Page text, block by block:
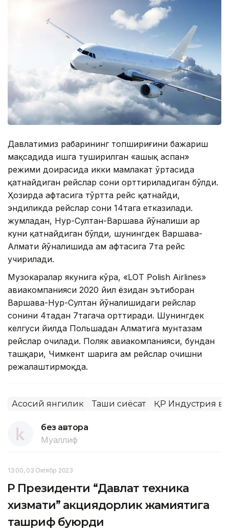
Давлатимиз раҳбарининг топшириғини бажариш
мақсадида ишга туширилган «ашық аспан»
режими доирасида икки мамлакат ўртасида
қатнайдиган рейслар сони орттириладиган бўлди.
Ҳозирда ҳафтасига тўртта рейс қатнайди,
эндиликда рейслар сони 14тага етказилади.
жумладан, Нур-Султан-Варшава йўналиши ҳар
куни қатнайдиган бўлди, шунингдек Варшава-
Алмати йўналишида ҳам ҳафтасига 7та рейс
учирилади.
Музокаралар якунига кўра, «LOT Polish Airlines»
авиакомпанияси 2020 йил ёзидан эътиборан
Варшава-Нур-Султан йўналишидаги рейслар
сонини 4тадан 7тагача орттиради. Шунингдек
келгуси йилда Польшадан Алматига мунтазам
рейслар очилади. Поляк авиакомпанияси, бундан
ташқари, Чимкент шаҳрига ҳам рейслар очишни
режалаштирмоқда.
Асосий янгилик Ташқи сиёсат ҚР Индустрия
без автора
Муаллиф
13:00, 03 Октябр 2023
ҚР Президенти “Давлат техника
хизмати” акциядорлик жамиятига
ташриф буюрди